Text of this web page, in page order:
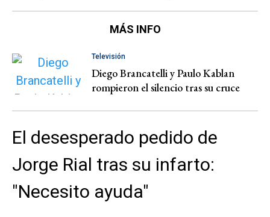
MÁS INFO
Televisión
Diego Brancatelli y Paulo Kablan
rompieron el silencio tras su cruce
El desesperado pedido de
Jorge Rial tras su infarto:
"Necesito ayuda"